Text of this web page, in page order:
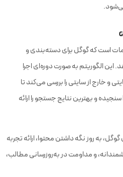
است که گوگل برای دسته‌بندی و
الگوریتم به صورت دوره‌ای اجرا
و خارج از سایتی را بررسی می‌کند تا
و بهترین نتایج جستجو را ارائه
به روز نگه داشتن محتوا، ارائه تجربه
و مداومت در به‌روزرسانی مطالب،